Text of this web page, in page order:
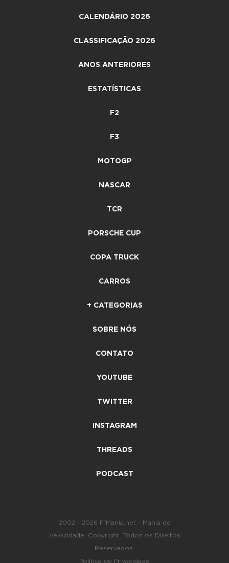
CALENDÁRIO 2026
CLASSIFICAÇÃO 2026
ANOS ANTERIORES
ESTATÍSTICAS
F2
F3
MOTOGP
NASCAR
TCR
PORSCHE CUP
COPA TRUCK
CARROS
+ CATEGORIAS
SOBRE NÓS
CONTATO
YOUTUBE
TWITTER
INSTAGRAM
THREADS
PODCAST
2002 - 2026 F1Mania.net - Mania de
Velocidade. Copyright. Todos os Direitos
Reservados.
Política de Privacidade